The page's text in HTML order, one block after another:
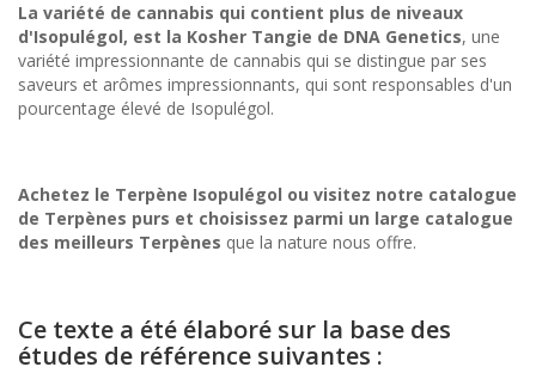
La variété de cannabis qui contient plus de niveaux
d'Isopulégol, est la Kosher Tangie de DNA Genetics, une
variété impressionnante de cannabis qui se distingue par ses
saveurs et arômes impressionnants, qui sont responsables d'un
pourcentage élevé de Isopulégol.
Achetez le Terpène Isopulégol ou visitez notre catalogue
de Terpènes purs et choisissez parmi un large catalogue
des meilleurs Terpènes que la nature nous offre.
Ce texte a été élaboré sur la base des
études de référence suivantes :